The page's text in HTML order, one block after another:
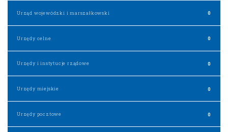
Urząd wojewódzki i marszałkowski 0
Urzędy celne 0
Urzędy i instytucje rządowe 0
Urzędy miejskie 0
Urzędy pocztowe 0